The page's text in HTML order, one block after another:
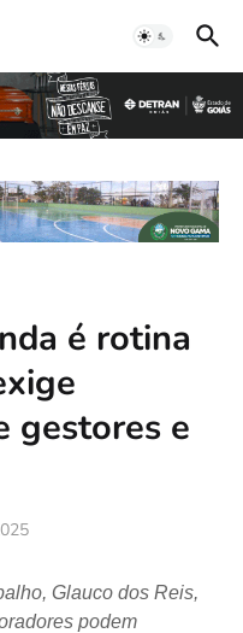
é rotina
gestores e
Glauco dos Reis,
podem